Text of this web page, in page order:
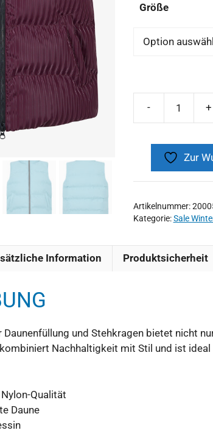
Größe
Zur
Artikelnummer:
Kategorie:Sale
Information Produktsicherheit
und Stehkragen bietet nicht
Nachhaltigkeit mit Stil und ist
Qualität
Daune